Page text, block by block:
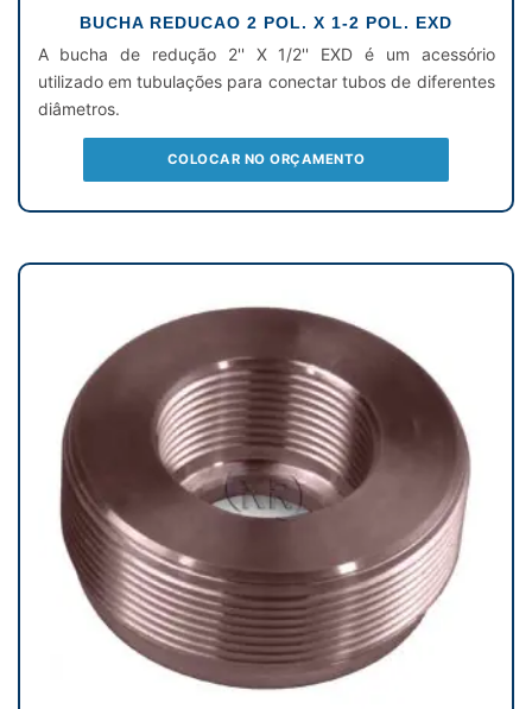
BUCHA REDUCAO 2 POL. X 1-2 POL. EXD
A bucha de redução 2'' X 1/2'' EXD é um acessório
utilizado em tubulações para conectar tubos de diferentes
diâmetros.
COLOCAR NO ORÇAMENTO